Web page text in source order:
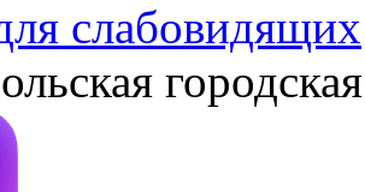
слабовидящих